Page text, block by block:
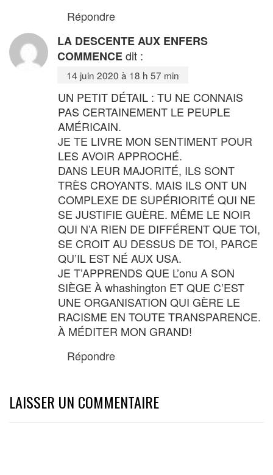
Répondre
LA DESCENTE AUX ENFERS
COMMENCEdit :
14 juin 2020 à 18 h 57 min
UN PETIT DÉTAIL : TU NE CONNAIS
PAS CERTAINEMENT LE PEUPLE
AMÉRICAIN.
JE TE LIVRE MON SENTIMENT POUR
LES AVOIR APPROCHÉ.
DANS LEUR MAJORITÉ, ILS SONT
TRÈS CROYANTS. MAIS ILS ONT UN
COMPLEXE DE SUPÉRIORITÉ QUI NE
SE JUSTIFIE GUÈRE. MÊME LE NOIR
QUI N’A RIEN DE DIFFÉRENT QUE TOI,
SE CROIT AU DESSUS DE TOI, PARCE
QU’IL EST NÉ AUX USA.
JE T’APPRENDS QUE L’onu A SON
SIÈGE À whashington ET QUE C’EST
UNE ORGANISATION QUI GÈRE LE
RACISME EN TOUTE TRANSPARENCE.
À MÉDITER MON GRAND!
Répondre
LAISSER UN COMMENTAIRE